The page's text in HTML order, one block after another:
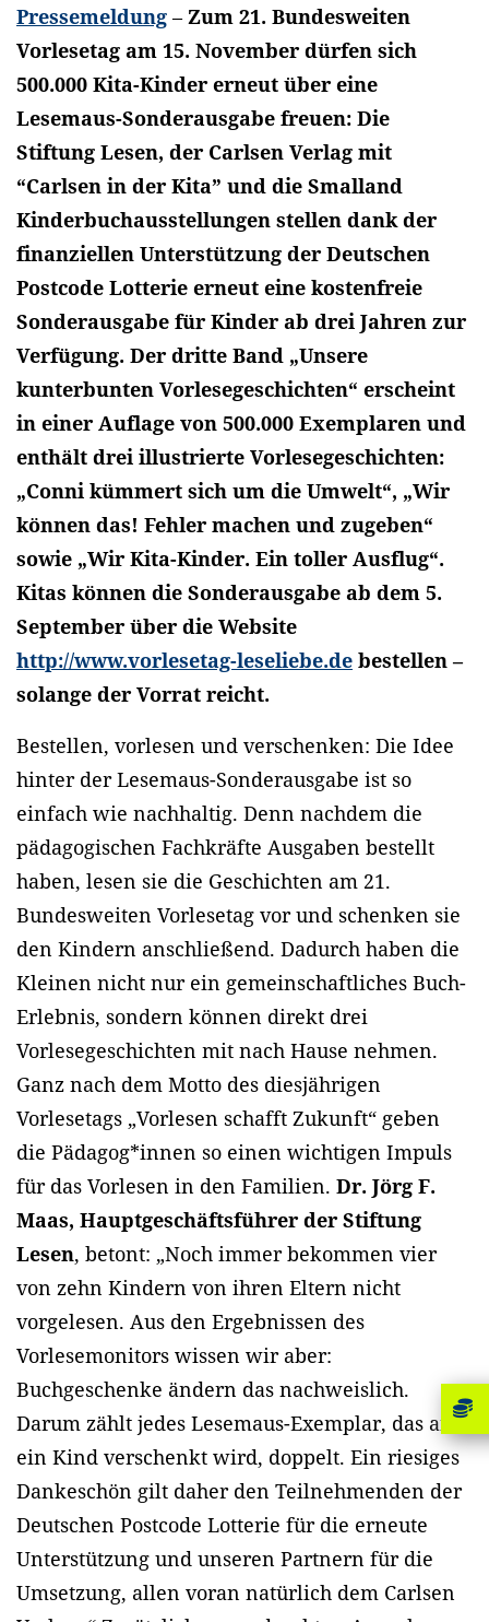
Pressemeldung –Zum 21. Bundesweiten
Vorlesetag am 15. November dürfen sich
500.000 Kita-Kinder erneut über eine
Lesemaus-Sonderausgabe freuen: Die
Stiftung Lesen, der Carlsen Verlag mit
“Carlsen in der Kita” und die Smalland
Kinderbuchausstellungen stellen dank der
finanziellen Unterstützung der Deutschen
Postcode Lotterie erneut eine kostenfreie
Sonderausgabe für Kinder ab drei Jahren zur
Verfügung. Der dritte Band „Unsere
kunterbunten Vorlesegeschichten“ erscheint
in einer Auflage von 500.000 Exemplaren und
enthält drei illustrierte Vorlesegeschichten:
„Conni kümmert sich um die Umwelt“, „Wir
können das! Fehler machen und zugeben“
sowie „Wir Kita-Kinder. Ein toller Ausflug“.
Kitas können die Sonderausgabe ab dem 5.
September über die Website
http://www.vorlesetag-leseliebe.de bestellen –
solange der Vorrat reicht.
Bestellen, vorlesen und verschenken: Die Idee
hinter der Lesemaus-Sonderausgabe ist so
einfach wie nachhaltig. Denn nachdem die
pädagogischen Fachkräfte Ausgaben bestellt
haben, lesen sie die Geschichten am 21.
Bundesweiten Vorlesetag vor und schenken sie
den Kindern anschließend. Dadurch haben die
Kleinen nicht nur ein gemeinschaftliches Buch-
Erlebnis, sondern können direkt drei
Vorlesegeschichten mit nach Hause nehmen.
Ganz nach dem Motto des diesjährigen
Vorlesetags „Vorlesen schafft Zukunft“ geben
die Pädagog*innen so einen wichtigen Impuls
für das Vorlesen in den Familien. Dr. Jörg F.
Maas, Hauptgeschäftsführer der Stiftung
Lesen, betont: „Noch immer bekommen vier
von zehn Kindern von ihren Eltern nicht
vorgelesen. Aus den Ergebnissen des
Vorlesemonitors wissen wir aber:
Buchgeschenke ändern das nachweislich.
Darum zählt jedes Lesemaus-Exemplar, das an
ein Kind verschenkt wird, doppelt. Ein riesiges
Dankeschön gilt daher den Teilnehmenden der
Deutschen Postcode Lotterie für die erneute
Unterstützung und unseren Partnern für die
Umsetzung, allen voran natürlich dem Carlsen